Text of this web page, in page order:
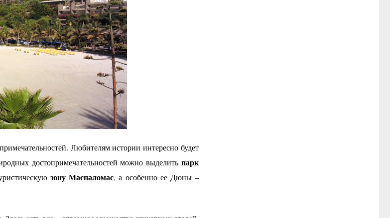
Любителям истории интересно будет
достопримечательностей можно выделитьпарк
зону Маспаломас, а особенно ее Дюны –